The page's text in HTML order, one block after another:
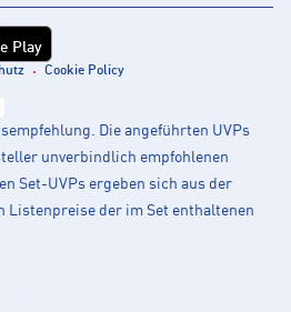
Play
Cookie Policy
Die angeführten UVPs
unverbindlich empfohlenen
Set-UVPs ergeben sich aus der
Listenpreise der im Set enthaltenen